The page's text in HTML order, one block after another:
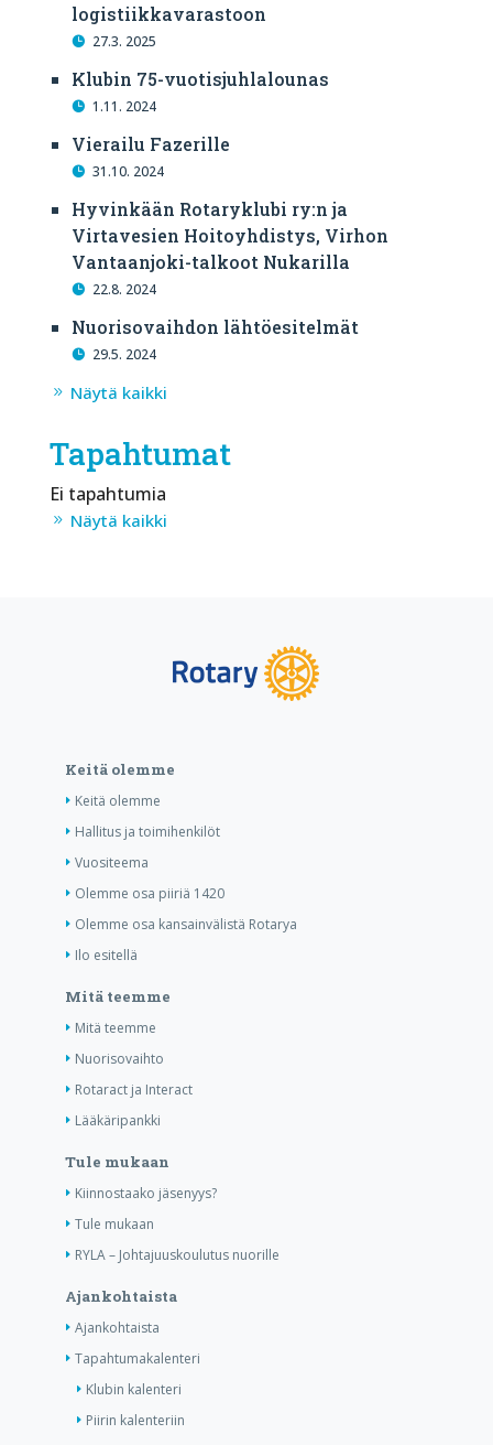
logistiikkavarastoon
27.3. 2025
Klubin 75-vuotisjuhlalounas
1.11. 2024
Vierailu Fazerille
31.10. 2024
Hyvinkään Rotaryklubi ry:n ja
Virtavesien Hoitoyhdistys, Virhon
Vantaanjoki-talkoot Nukarilla
22.8. 2024
Nuorisovaihdon lähtöesitelmät
29.5. 2024
Näytä kaikki
Tapahtumat
Ei tapahtumia
Näytä kaikki
Keitä olemme
Keitä olemme
Hallitus ja toimihenkilöt
Vuositeema
Olemme osa piiriä 1420
Olemme osa kansainvälistä Rotarya
Ilo esitellä
Mitä teemme
Mitä teemme
Nuorisovaihto
Rotaract ja Interact
Lääkäripankki
Tule mukaan
Kiinnostaako jäsenyys?
Tule mukaan
RYLA – Johtajuuskoulutus nuorille
Ajankohtaista
Ajankohtaista
Tapahtumakalenteri
Klubin kalenteri
Piirin kalenteriin